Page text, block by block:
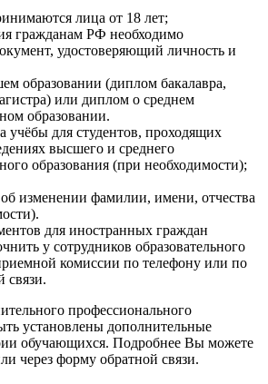
лица от 18 лет;
гражданам РФ необходимо
удостоверяющий личность и
образовании (диплом бакалавра,
или диплом о среднем
образовании.
учёбы для студентов, проходящих
высшего и среднего
образования (при необходимости);
изменении фамилии, имени, отчества
для иностранных граждан
у сотрудников образовательного
комиссии по телефону или по
связи.
профессионального
установлены дополнительные
обучающихся. Подробнее Вы можете
через форму обратной связи.